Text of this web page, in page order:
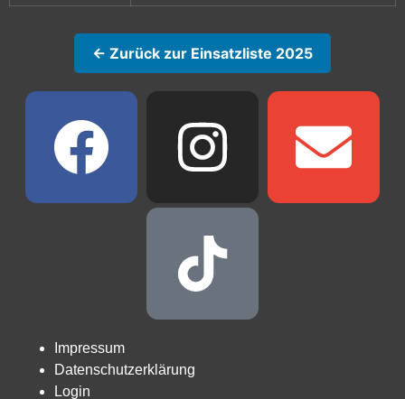
← Zurück zur Einsatzliste 2025
Impressum
Datenschutzerklärung
Login